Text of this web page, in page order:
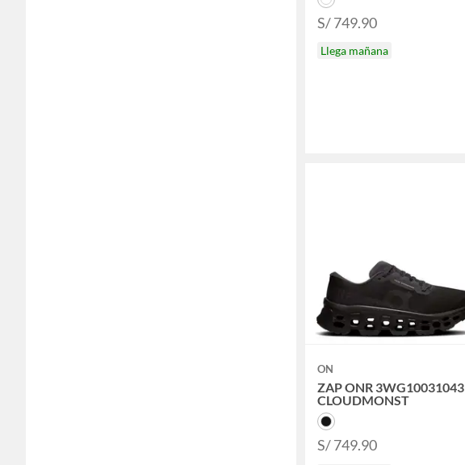
S/ 749.90
Llega mañana
ON
ZAP ONR 3WG10031043
CLOUDMONST
S/ 749.90